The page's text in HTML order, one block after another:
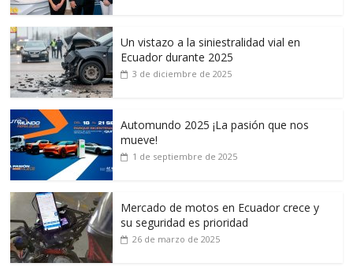
Un vistazo a la siniestralidad vial en
Ecuador durante 2025
3 de diciembre de 2025
Automundo 2025 ¡La pasión que nos
mueve!
1 de septiembre de 2025
Mercado de motos en Ecuador crece y
su seguridad es prioridad
26 de marzo de 2025